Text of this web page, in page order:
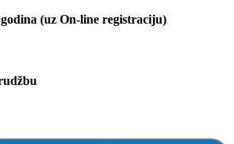
(uz On-line registraciju)
za živicu GC-EH 5747 količina